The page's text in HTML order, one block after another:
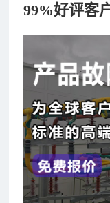
99%好评客
182xxxx4350 秦
156xxxx3534 郭
192xxxx2920 周
189xxxx6562 王
190xxxx3508 徐